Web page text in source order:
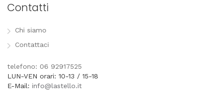
Contatti
Chi siamo
Contattaci
telefono: 06 92917525
LUN-VEN orari: 10-13 / 15-18
E-Mail: info@lastello.it